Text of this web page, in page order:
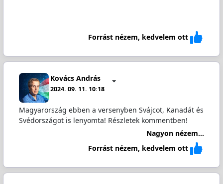
Forrást nézem, kedvelem ott
Kovács András
2024. 09. 11. 10:18
Magyarország ebben a versenyben Svájcot, Kanadát és
Svédországot is lenyomta! Részletek kommentben!
Nagyon nézem...
Forrást nézem, kedvelem ott